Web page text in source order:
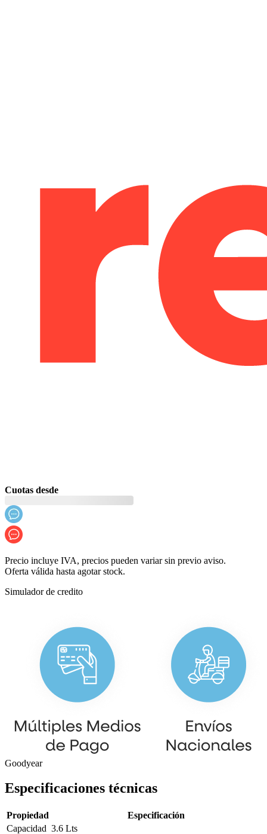
Cuotas desde
Precio incluye IVA, precios pueden variar sin previo aviso.
Oferta válida hasta agotar stock.
Simulador de credito
Goodyear
Especificaciones técnicas
Propiedad
Especificación
Capacidad 3.6 Lts